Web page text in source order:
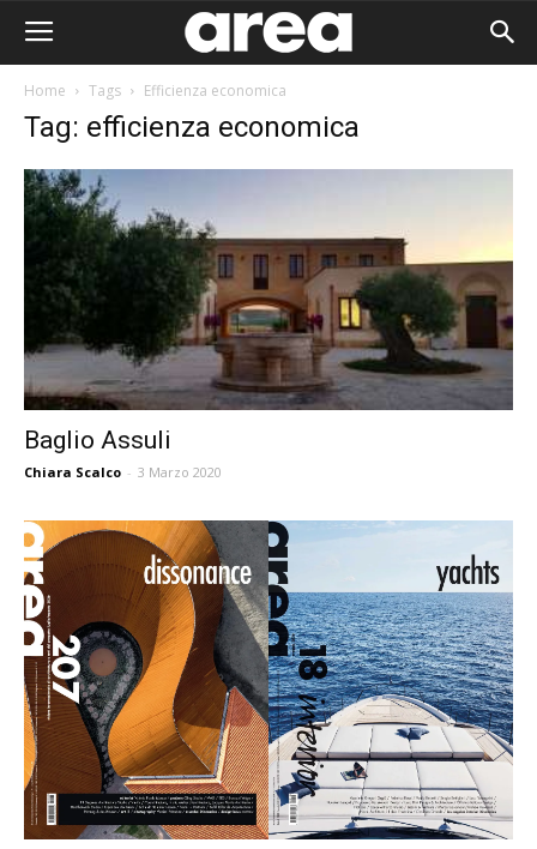
Home Tags Efficienza economica
Tag: efficienza economica
Baglio Assuli
Chiara Scalco - 3 Marzo 2020